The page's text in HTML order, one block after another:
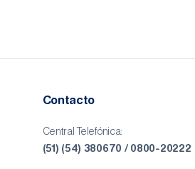
Contacto
Central Telefónica:
(51) (54) 380670 / 0800-20222